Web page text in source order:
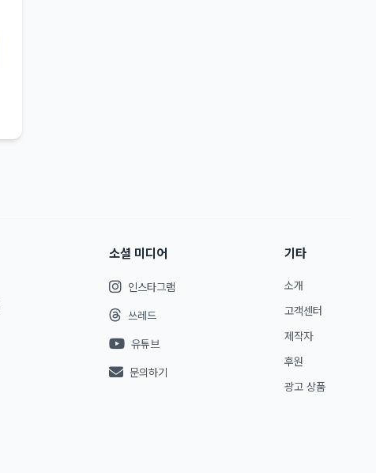
소셜 미디어
인스타그램
쓰레드
유튜브
문의하기
기타
소개
고객센터
제작자
후원
광고 상품